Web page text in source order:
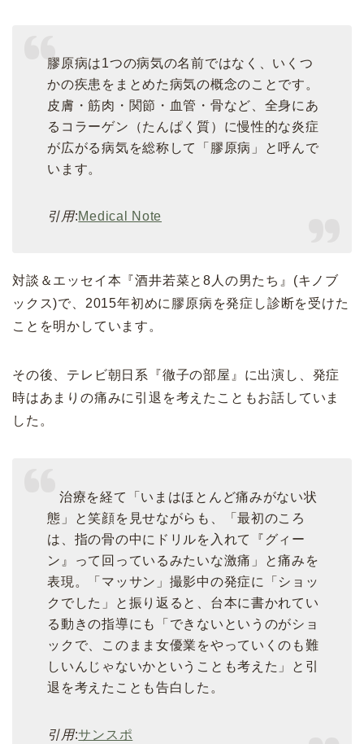
膠原病は1つの病気の名前ではなく、いくつ
かの疾患をまとめた病気の概念のことです。
皮膚・筋肉・関節・血管・骨など、全身にあ
るコラーゲン（たんぱく質）に慢性的な炎症
が広がる病気を総称して「膠原病」と呼んで
います。
引用:Medical Note
対談＆エッセイ本『酒井若菜と8人の男たち』(キノブ
ックス)で、2015年初めに膠原病を発症し診断を受けた
ことを明かしています。
その後、テレビ朝日系『徹子の部屋』に出演し、発症
時はあまりの痛みに引退を考えたこともお話していま
した。
治療を経て「いまはほとんど痛みがない状
態」と笑顔を見せながらも、「最初のころ
は、指の骨の中にドリルを入れて『グィー
ン』って回っているみたいな激痛」と痛みを
表現。「マッサン」撮影中の発症に「ショッ
クでした」と振り返ると、台本に書かれてい
る動きの指導にも「できないというのがショ
ックで、このまま女優業をやっていくのも難
しいんじゃないかということも考えた」と引
退を考えたことも告白した。
引用:サンスポ